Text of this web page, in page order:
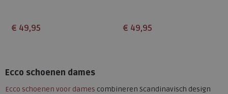
€ 49,95 € 49,95
Ecco schoenen dames
Ecco schoenen voor dames combineren Scandinavisch design